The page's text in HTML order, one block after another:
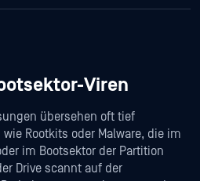
Viren
übersehen oft tief
Rootkits oder Malware, die im
im Bootsektor der Partition
Drive scannt auf der